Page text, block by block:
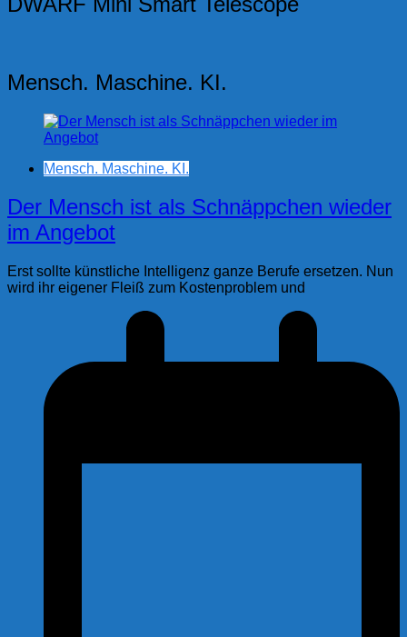
Mensch. Maschine. KI.
Mensch. Maschine. KI.
Der Mensch ist als Schnäppchen wieder
im Angebot
Erst sollte künstliche Intelligenz ganze Berufe ersetzen. Nun
wird ihr eigener Fleiß zum Kostenproblem und